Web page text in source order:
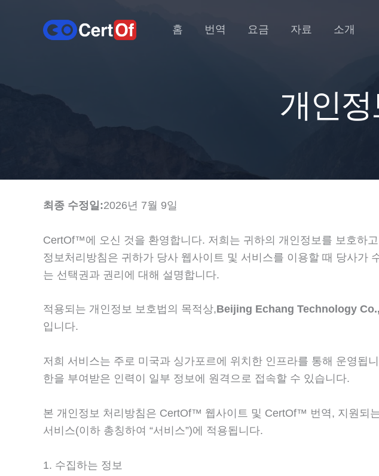
홈 번역 요금 자료 소개
개인
최종 수정일:2026년 7월 9일
CertOf™에 오신 것을 환영합니다. 저희는 귀하의 개인정보를 보호하
정보처리방침은 귀하가 당사 웹사이트 및 서비스를 이용할 때 당사가
는 선택권과 권리에 대해 설명합니다.
적용되는 개인정보 보호법의 목적상,Beijing Echang Technology
입니다.
저희 서비스는 주로 미국과 싱가포르에 위치한 인프라를 통해 운영됩
한을 부여받은 인력이 일부 정보에 원격으로 접속할 수 있습니다.
본 개인정보 처리방침은 CertOf™ 웹사이트 및 CertOf™ 번역, 지원되
서비스(이하 총칭하여 “서비스”)에 적용됩니다.
1. 수집하는 정보